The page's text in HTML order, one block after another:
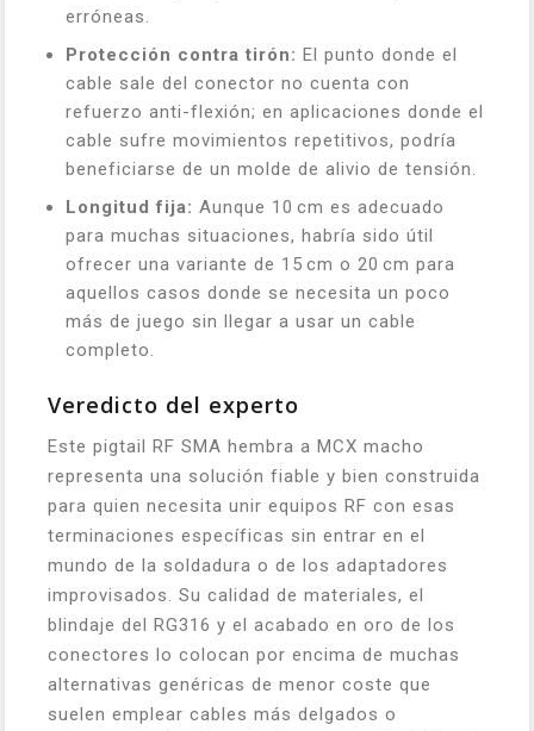
erróneas.
Protección contra tirón: El punto donde el
cable sale del conector no cuenta con
refuerzo anti-flexión; en aplicaciones donde el
cable sufre movimientos repetitivos, podría
beneficiarse de un molde de alivio de tensión.
Longitud fija: Aunque 10 cm es adecuado
para muchas situaciones, habría sido útil
ofrecer una variante de 15 cm o 20 cm para
aquellos casos donde se necesita un poco
más de juego sin llegar a usar un cable
completo.
Veredicto del experto
Este pigtail RF SMA hembra a MCX macho
representa una solución fiable y bien construida
para quien necesita unir equipos RF con esas
terminaciones específicas sin entrar en el
mundo de la soldadura o de los adaptadores
improvisados. Su calidad de materiales, el
blindaje del RG316 y el acabado en oro de los
conectores lo colocan por encima de muchas
alternativas genéricas de menor coste que
suelen emplear cables más delgados o